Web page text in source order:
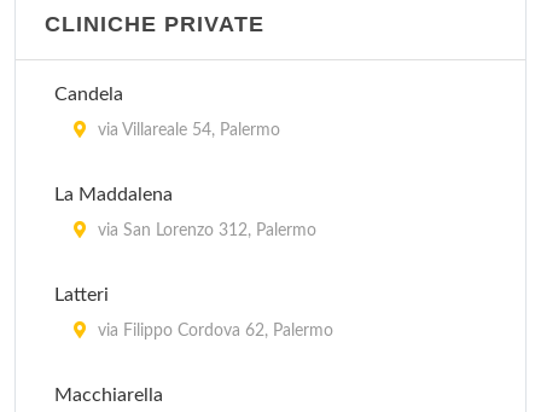
CLINICHE PRIVATE
Candela
via Villareale 54, Palermo
La Maddalena
via San Lorenzo 312, Palermo
Latteri
via Filippo Cordova 62, Palermo
Macchiarella